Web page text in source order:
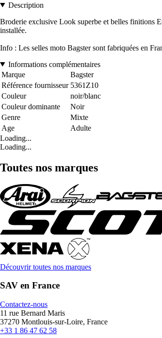
Description
Broderie exclusive Look superbe et belles finitions
installée.
Info : Les selles moto Bagster sont fabriquées en
Informations complémentaires
Marque
Bagster
Référence fournisseur 5361Z10
Couleur
noir/blanc
Couleur dominante
Noir
Genre
Mixte
Age
Adulte
Loading...
Loading...
Toutes nos marques
Découvrir toutes nos marques
SAV en France
Contactez-nous
11 rue Bernard Maris
37270 Montlouis-sur-Loire, France
+33 1 86 47 62 58